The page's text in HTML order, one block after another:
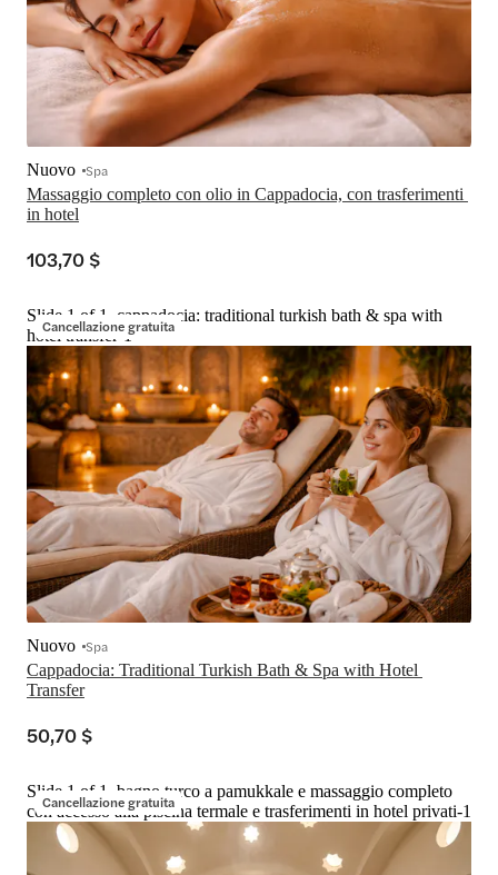
Massaggio completo con olio in Cappadocia, con trasferimenti
in hotel
Nuovo Spa
103,70 $
Cancellazione gratuita
Slide 1 of 1, cappadocia: traditional turkish bath & spa with
hotel transfer-1
Cappadocia: Traditional Turkish Bath & Spa with Hotel
Transfer
Nuovo Spa
50,70 $
Cancellazione gratuita
Slide 1 of 1, bagno turco a pamukkale e massaggio completo
con accesso alla piscina termale e trasferimenti in hotel privati-1